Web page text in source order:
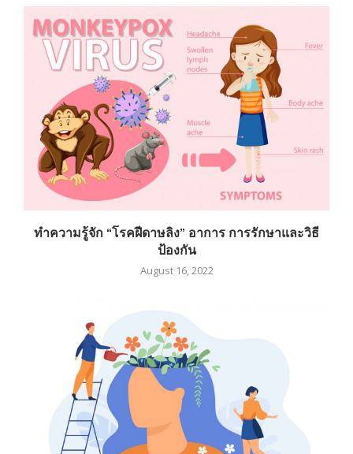
ทำความรู้จัก “โรคฝีดาษลิง” อาการ การรักษาและวิธี
ป้องกัน
August 16, 2022